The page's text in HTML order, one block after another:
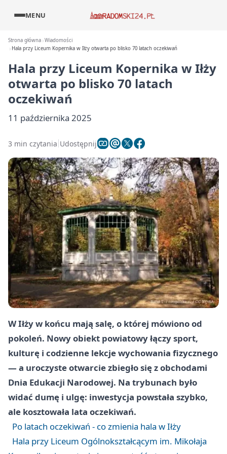
MENU
Strona główna Wiadomości
Hala przy Liceum Kopernika w Iłży otwarta po blisko 70 latach oczekiwań
Hala przy Liceum Kopernika w Iłży
otwarta po blisko 70 latach
oczekiwań
11 października 2025
3 min czytania Udostępnij
W Iłży w końcu mają salę, o której mówiono od
pokoleń. Nowy obiekt powiatowy łączy sport,
kulturę i codzienne lekcje wychowania fizycznego
— a uroczyste otwarcie zbiegło się z obchodami
Dnia Edukacji Narodowej. Na trybunach było
widać dumę i ulgę: inwestycja powstała szybko,
ale kosztowała lata oczekiwań.
Po latach oczekiwań - co zmienia hala w Iłży
Hala przy Liceum Ogólnokształcącym im. Mikołaja